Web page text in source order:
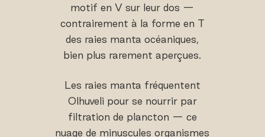
motif en V sur leur dos —
contrairement à la forme en T
des raies manta océaniques,
bien plus rarement aperçues.
Les raies manta fréquentent
Olhuveli pour se nourrir par
filtration de plancton — ce
nuage de minuscules organismes